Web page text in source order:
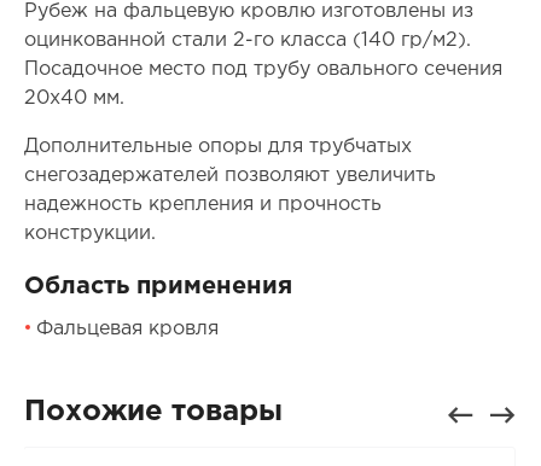
Рубеж на фальцевую кровлю изготовлены из
оцинкованной стали 2-го класса (140 гр/м2).
Посадочное место под трубу овального сечения
20х40 мм.
Дополнительные опоры для трубчатых
снегозадержателей позволяют увеличить
надежность крепления и прочность
конструкции.
Область применения
Фальцевая кровля
Похожие товары